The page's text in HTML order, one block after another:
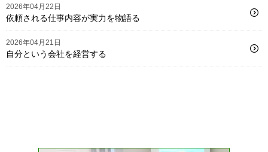
2026年04月22日
依頼される仕事内容が実力を物語る
2026年04月21日
自分という会社を経営する